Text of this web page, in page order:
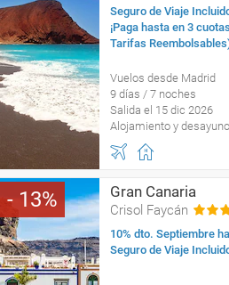
Seguro de Viaje
¡Paga hasta en 3
Tarifas
Vuelos desde Madrid
9 días / 7 noches
Salida el 15 dic 2026
Alojamiento y desayuno
13 Gran Canaria
Crisol Faycán
10% dto. Septiembre
Seguro de Viaje